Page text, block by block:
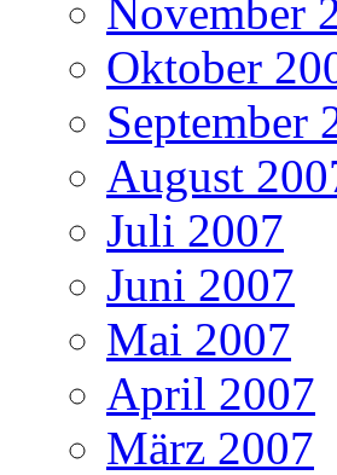
November
Oktober
September
August
Juli 2007
Juni 2007
Mai 2007
April 2007
März 2007